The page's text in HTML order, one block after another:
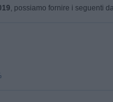
, possiamo fornire i seguenti